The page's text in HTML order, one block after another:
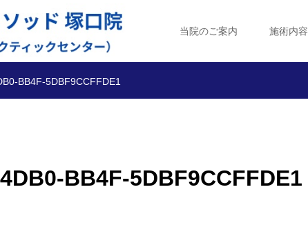
当院のご案内 施術内容
BB4F-5DBF9CCFFDE1
BB4F-5DBF9CCFFDE1